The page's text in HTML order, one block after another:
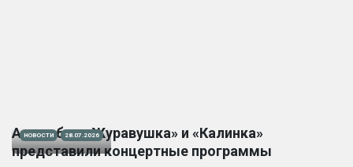
НОВОСТИ 28.07.2026
Ансамбли «Журавушка» и «Калинка»
представили концертные программы